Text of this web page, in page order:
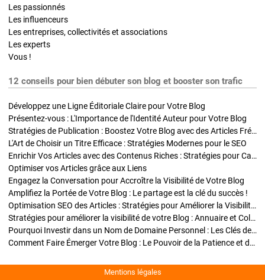
Les passionnés
Les influenceurs
Les entreprises, collectivités et associations
Les experts
Vous !
12 conseils pour bien débuter son blog et booster son trafic
Développez une Ligne Éditoriale Claire pour Votre Blog
Présentez-vous : L'Importance de l'Identité Auteur pour Votre Blog
Stratégies de Publication : Boostez Votre Blog avec des Articles Fréquents et Exclusifs
L'Art de Choisir un Titre Efficace : Stratégies Modernes pour le SEO
Enrichir Vos Articles avec des Contenus Riches : Stratégies pour Captiver et Optimiser
Optimiser vos Articles grâce aux Liens
Engagez la Conversation pour Accroître la Visibilité de Votre Blog
Amplifiez la Portée de Votre Blog : Le partage est la clé du succès !
Optimisation SEO des Articles : Stratégies pour Améliorer la Visibilité de Votre Blog
Stratégies pour améliorer la visibilité de votre Blog : Annuaire et Collaborations
Pourquoi Investir dans un Nom de Domaine Personnel : Les Clés de la Réussite de Votre Blog
Comment Faire Émerger Votre Blog : Le Pouvoir de la Patience et de la Persévérance
Mentions légales